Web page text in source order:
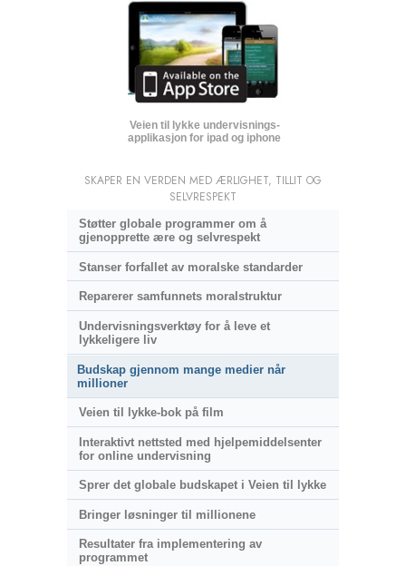
Veien til lykke undervisnings­
applikasjon for ipad og iphone
SKAPER EN VERDEN MED ÆRLIGHET, TILLIT OG
SELVRESPEKT
Støtter globale programmer om å
gjenopprette ære og selvrespekt
Stanser forfallet av moralske standarder
Reparerer samfunnets moralstruktur
Undervisningsverktøy for å leve et
lykkeligere liv
Budskap gjennom mange medier når
millioner
Veien til lykke-bok på film
Interaktivt nettsted med hjelpemiddelsenter
for online undervisning
Sprer det globale budskapet i Veien til lykke
Bringer løsninger til millionene
Resultater fra implementering av
programmet